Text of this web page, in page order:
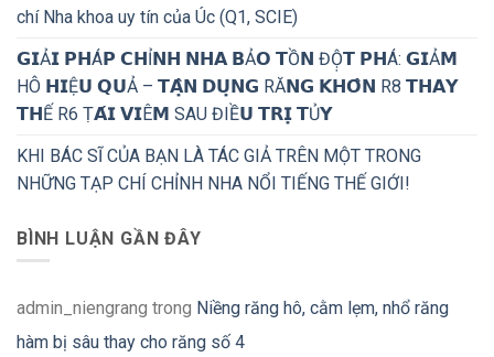
chí Nha khoa uy tín của Úc (Q1, SCIE)
𝗚𝗜Ả𝗜 𝗣𝗛Á𝗣 𝗖𝗛Ỉ𝗡𝗛 𝗡𝗛𝗔 𝗕Ả𝗢 𝗧Ồ𝗡 ĐỘ̣𝗧 𝗣𝗛Á: 𝗚𝗜Ả𝗠
HÔ 𝗛𝗜Ệ𝗨 𝗤𝗨Ả – 𝗧𝗔̣̂𝗡 𝗗𝗨̣𝗡𝗚 RĂ𝗡𝗚 𝗞𝗛𝗢̂𝗡 R8 𝗧𝗛𝗔𝗬
𝗧𝗛Ế R6 Ṭ𝗔́𝗜 𝗩𝗜Ê𝗠 SAU ĐIỀ𝗨 𝗧𝗥𝗜̣ 𝗧Ủ𝗬
KHI BÁC SĨ CỦA BẠN LÀ TÁC GIẢ TRÊN MỘT TRONG
NHỮNG TẠP CHÍ CHỈNH NHA NỔI TIẾNG THẾ GIỚI!
BÌNH LUẬN GẦN ĐÂY
admin_niengrang trong Niềng răng hô, cằm lẹm, nhổ răng
hàm bị sâu thay cho răng số 4